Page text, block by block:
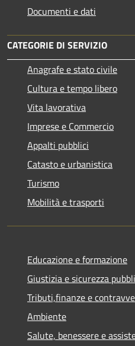
Documenti e dati
CATEGORIE DI SERVIZIO
Anagrafe e stato civile
Cultura e tempo libero
Vita lavorativa
Imprese e Commercio
Appalti pubblici
Catasto e urbanistica
Turismo
Mobilità e trasporti
Educazione e formazione
Giustizia e sicurezza
Tributi,finanze e
Ambiente
Salute, benessere e